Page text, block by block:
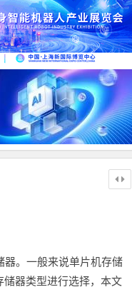
。一般来说单片机存储
器类型进行选择，本文